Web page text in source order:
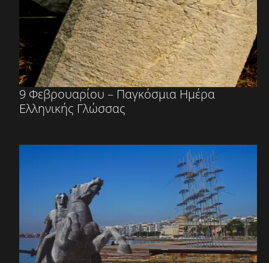
9 Φεβρουαρίου – Παγκόσμια Ημέρα
Ελληνικής Γλώσσας